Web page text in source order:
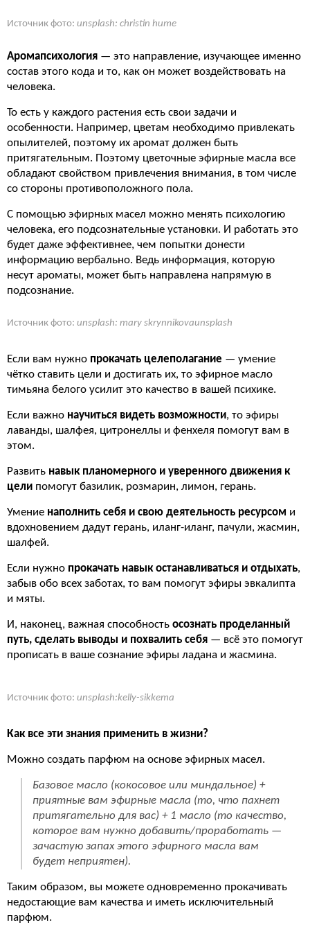
Источник фото: unsplash: christin hume
Аромапсихология — это направление, изучающее именно
состав этого кода и то, как он может воздействовать на
человека.
То есть у каждого растения есть свои задачи и
особенности. Например, цветам необходимо привлекать
опылителей, поэтому их аромат должен быть
притягательным. Поэтому цветочные эфирные масла все
обладают свойством привлечения внимания, в том числе
со стороны противоположного пола.
С помощью эфирных масел можно менять психологию
человека, его подсознательные установки. И работать это
будет даже эффективнее, чем попытки донести
информацию вербально. Ведь информация, которую
несут ароматы, может быть направлена напрямую в
подсознание.
Источник фото: unsplash: mary skrynnikovaunsplash
Если вам нужно прокачать целеполагание — умение
чётко ставить цели и достигать их, то эфирное масло
тимьяна белого усилит это качество в вашей психике.
Если важно научиться видеть возможности, то эфиры
лаванды, шалфея, цитронеллы и фенхеля помогут вам в
этом.
Развить навык планомерного и уверенного движения к
цели помогут базилик, розмарин, лимон, герань.
Умение наполнить себя и свою деятельность ресурсом и
вдохновением дадут герань, иланг-иланг, пачули, жасмин,
шалфей.
Если нужно прокачать навык останавливаться и отдыхать,
забыв обо всех заботах, то вам помогут эфиры эвкалипта
и мяты.
И, наконец, важная способность осознать проделанный
путь, сделать выводы и похвалить себя — всё это помогут
прописать в ваше сознание эфиры ладана и жасмина.
Источник фото: unsplash:kelly-sikkema
Как все эти знания применить в жизни?
Можно создать парфюм на основе эфирных масел.
Базовое масло (кокосовое или миндальное) +
приятные вам эфирные масла (то, что пахнет
притягательно для вас) + 1 масло (то качество,
которое вам нужно добавить/проработать —
зачастую запах этого эфирного масла вам
будет неприятен).
Таким образом, вы можете одновременно прокачивать
недостающие вам качества и иметь исключительный
парфюм.